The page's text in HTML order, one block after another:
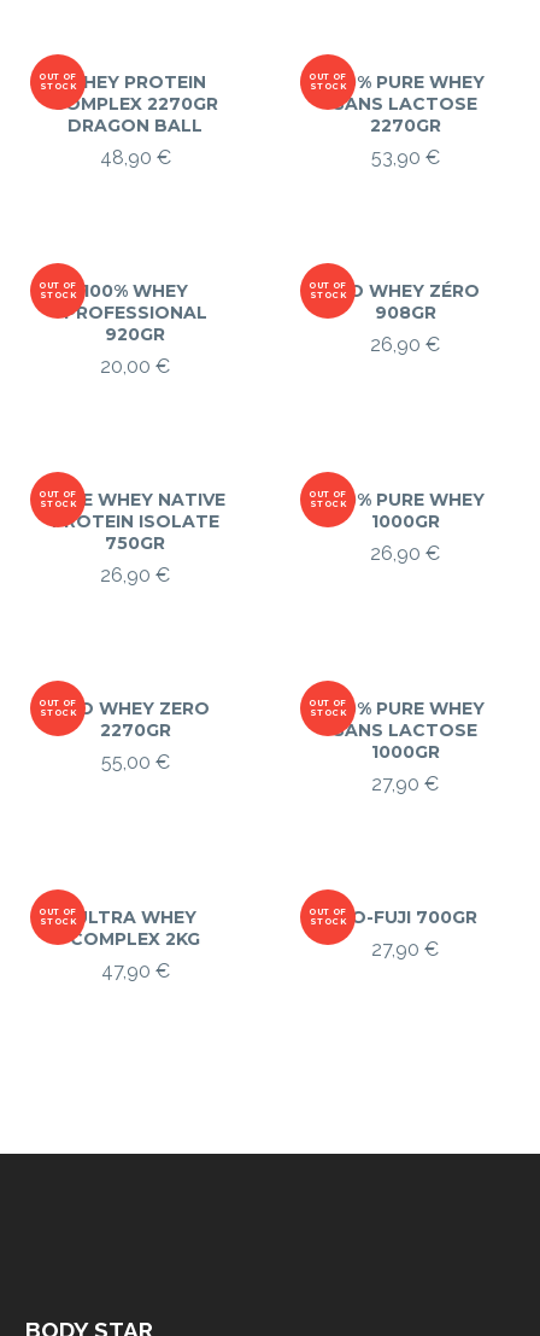
Les
options
peuvent
être
choisies
OUT OF
STOCKWHEY PROTEIN
COMPLEX 2270GR
DRAGON BALL
48,90 €
OUT OF
STOCK
100% PURE WHEY
SANS LACTOSE
2270GR
53,90 €
OUT OF
STOCK
100% WHEY
PROFESSIONAL
920GR
20,00 €
OUT OF
STOCKISO WHEY ZÉRO
908GR
26,90 €
OUT OF
STOCK
PURE WHEY NATIVE
PROTEIN ISOLATE
750GR
26,90 €
OUT OF
STOCK
100% PURE WHEY
1000GR
26,90 €
OUT OF
STOCKISO WHEY ZERO
2270GR
55,00 €
OUT OF
STOCK
100% PURE WHEY
SANS LACTOSE
1000GR
27,90 €
OUT OF
STOCKULTRA WHEY
COMPLEX 2KG
47,90 €
OUT OF
STOCKISO-FUJI 700GR
27,90 €
BODY STAR